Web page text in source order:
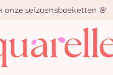
onze seizoensboeketten 🌸